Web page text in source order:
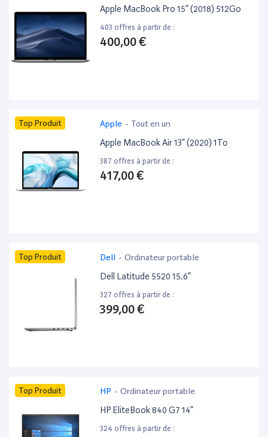
Apple MacBook Pro 15” (2018) 512Go
403 offres à partir de :
400,00 €
Top Produit Apple - Tout en un
Apple MacBook Air 13” (2020) 1To
387 offres à partir de :
417,00 €
Top Produit Dell - Ordinateur portable
Dell Latitude 5520 15.6”
327 offres à partir de :
399,00 €
Top Produit HP - Ordinateur portable
HP EliteBook 840 G7 14”
324 offres à partir de :